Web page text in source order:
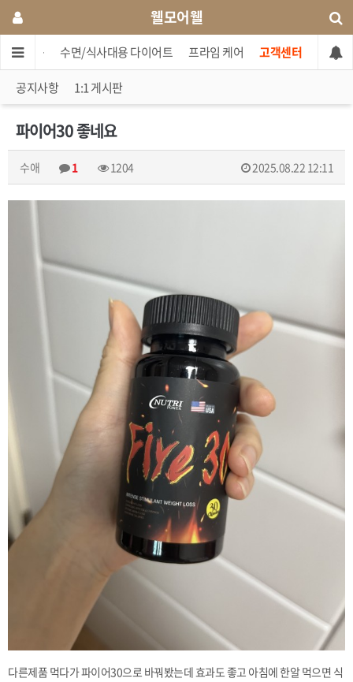
웰모어웰
셋트상품 수면/식사대용 다이어트 프라임 케어 고객센터
공지사항 1:1 게시판
파이어30 좋네요
수애 1 1204 2025.08.22 12:11
다른제품 먹다가 파이어30으로 바꿔봤는데 효과도 좋고 아침에 한알 먹으면 식